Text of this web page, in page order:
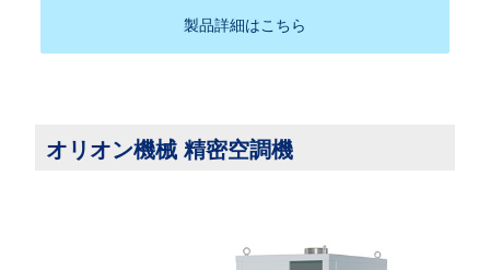
製品詳細はこちら
オリオン機械 精密空調機